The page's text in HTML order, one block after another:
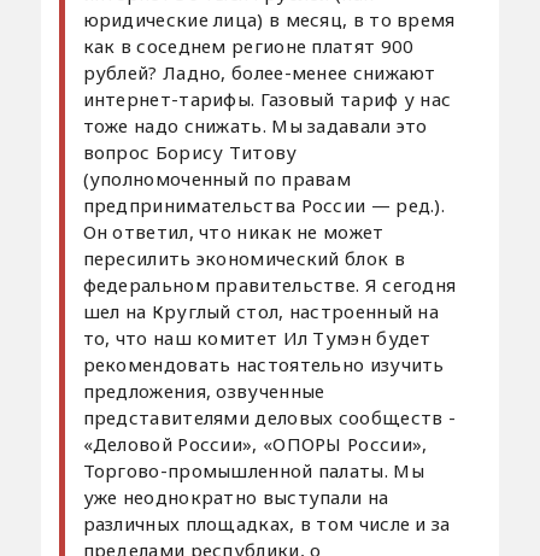
юридические лица) в месяц, в то время
как в соседнем регионе платят 900
рублей? Ладно, более-менее снижают
интернет-тарифы. Газовый тариф у нас
тоже надо снижать. Мы задавали это
вопрос Борису Титову
(уполномоченный по правам
предпринимательства России — ред.).
Он ответил, что никак не может
пересилить экономический блок в
федеральном правительстве. Я сегодня
шел на Круглый стол, настроенный на
то, что наш комитет Ил Тумэн будет
рекомендовать настоятельно изучить
предложения, озвученные
представителями деловых сообществ -
«Деловой России», «ОПОРЫ России»,
Торгово-промышленной палаты. Мы
уже неоднократно выступали на
различных площадках, в том числе и за
пределами республики, о